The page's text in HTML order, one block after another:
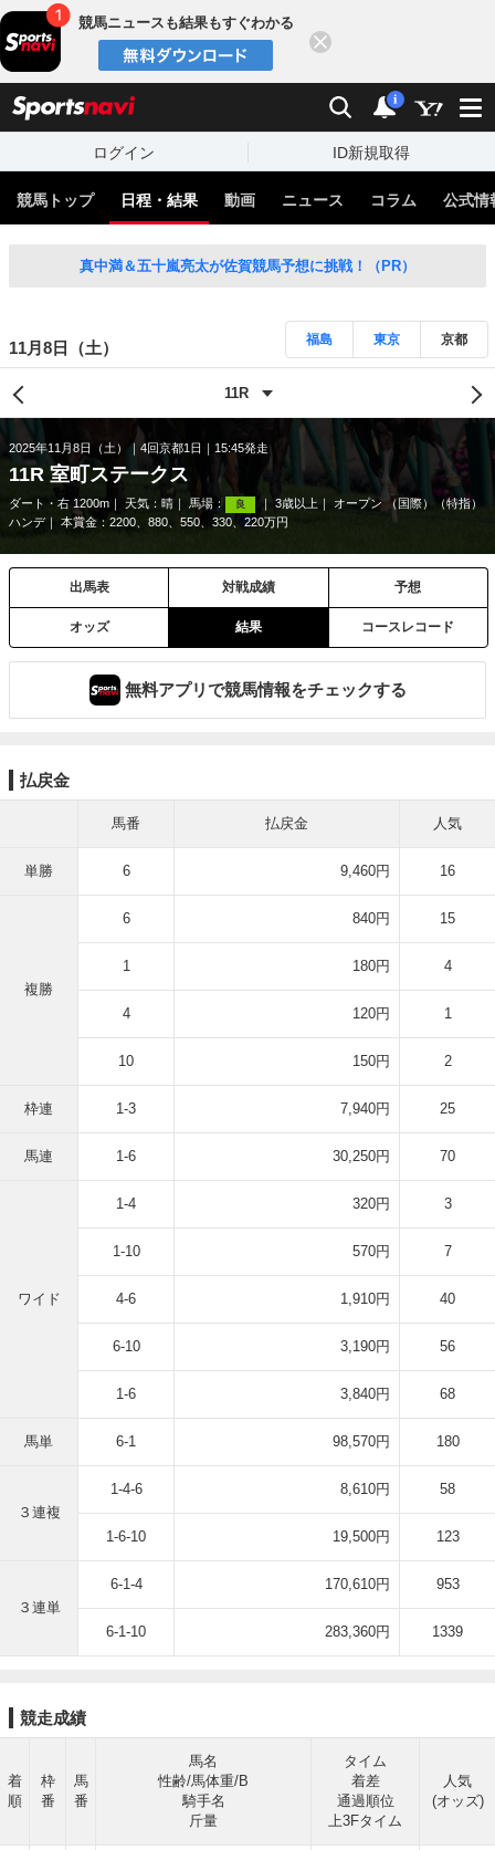
競馬ニュースも結果もすぐわかる
検索 通知
i
ログイン ID新規取得
競馬トップ 日程・結果 動画 ニュース コラム 公式情
真中満＆五十嵐亮太が佐賀競馬予想に挑戦！（PR）
11月8日（土） 福島 東京 京都
2025年11月8日（土） 4回京都1日 15:45発走
11R 室町ステークス
ダート・右 1200m 天気： 晴 馬場： 良 3歳以上
オープン （国際）（特指）
ハンデ
本賞金：2200、880、550、330、220万円
出馬表 対戦成績 予想
オッズ 結果 コースレコード
無料アプリで競馬情報をチェックする
払戻金
馬番 払戻金 人気
単勝 6 9,460円 16
複勝
6 840円 15
1 180円 4
4 120円 1
10 150円 2
枠連 1-3 7,940円 25
馬連 1-6 30,250円 70
ワイド
1-4 320円 3
1-10 570円 7
4-6 1,910円 40
6-10 3,190円 56
1-6 3,840円 68
馬単 6-1 98,570円 180
３連複
1-4-6 8,610円 58
1-6-10 19,500円 123
３連単
6-1-4 170,610円 953
6-1-10 283,360円 1339
競走成績
着
順
枠
番
馬
番
馬名
性齢/馬体重/B
騎手名
斤量
タイム
着差
通過順位
上3Fタイム
人気
(オッズ)